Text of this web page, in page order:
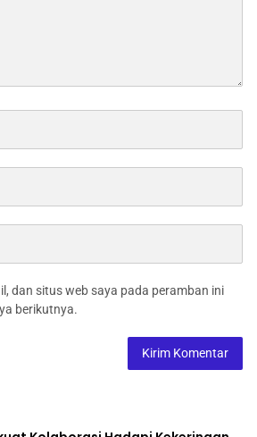
dan situs web saya pada peramban ini
berikutnya.